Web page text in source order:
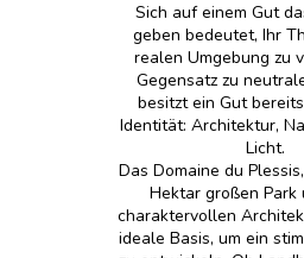
Sich auf einem Gut
geben bedeutet, Ihr
realen Umgebung zu
Gegensatz zu
besitzt ein Gut
Identität: Architektur,
Licht.
Das Domaine du
Hektar großen Park
charaktervollen
ideale Basis, um ein